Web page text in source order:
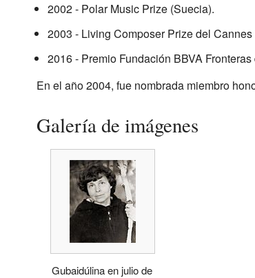
2002 - Polar Music Prize (Suecia).
2003 - Living Composer Prize del
2016 - Premio Fundación BBVA
En el año 2004, fue nombrada miembro
Galería de imágenes
Gubaidúlina en julio de